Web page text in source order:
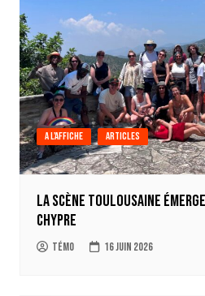
A l'affiche Articles
La scène Toulousaine
Chypre
Témo 16 juin 2026